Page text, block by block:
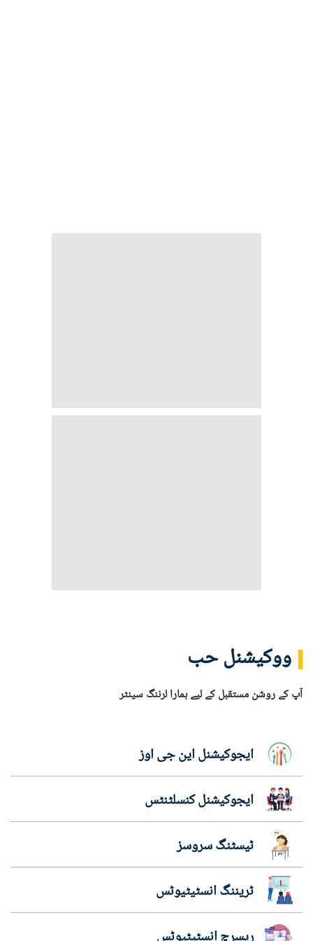
ووکیشنل حب
آپ کے روشن مستقبل کے لیے ہمارا لرننگ سینٹر
ایجوکیشنل این جی اوز
ایجوکیشنل کنسلٹنٹس
ٹیسٹنگ سروسز
ٹریننگ انسٹیٹیوٹس